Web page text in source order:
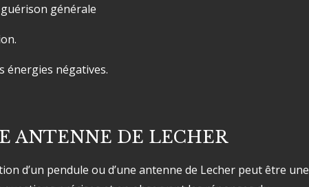
générale
énergies négatives.
ANTENNE DE LECHER
d’un pendule ou d’une antenne de Lecher peut être une